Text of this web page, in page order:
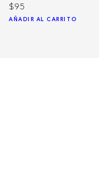
$95
AÑADIR AL CARRITO